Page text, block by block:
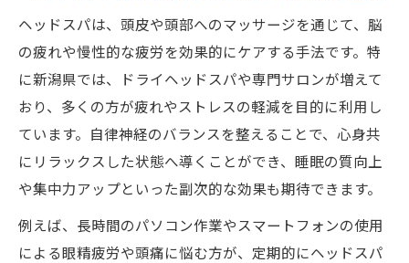
ヘッドスパが脳疲労やストレスに与える好
影響
リラックスと脳の疲れ解消に最適なヘッド
スパ活用法
ヘッドスパで慢性疲労から回復するための
コツ
脳の疲れをリセットするヘッドスパの秘密
ストレスを軽減するヘッドスパのリラクゼ
ーション効果
ヘッドスパは、頭皮や頭部へのマッサージを通じて、脳
の疲れや慢性的な疲労を効果的にケアする手法です。特
に新潟県では、ドライヘッドスパや専門サロンが増えて
おり、多くの方が疲れやストレスの軽減を目的に利用し
ています。自律神経のバランスを整えることで、心身共
にリラックスした状態へ導くことができ、睡眠の質向上
や集中力アップといった副次的な効果も期待できます。
例えば、長時間のパソコン作業やスマートフォンの使用
による眼精疲労や頭痛に悩む方が、定期的にヘッドスパ